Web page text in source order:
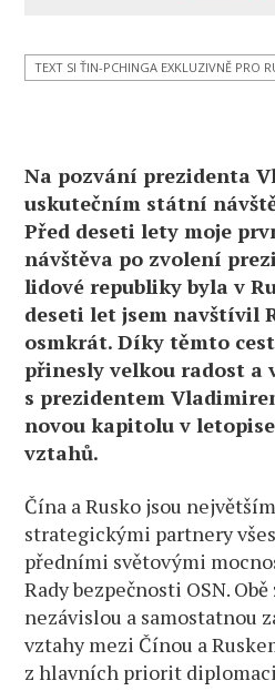
TEXT SI ŤIN-PCHINGA EXKLUZIVNĚ PRO
Na pozvání prezidenta
uskutečním státní
Před deseti lety moje
návštěva po zvolení
lidové republiky byla v
deseti let jsem navštívil
osmkrát. Díky těmto
přinesly velkou radost a
s prezidentem
novou kapitolu v
vztahů.
Čína a Rusko jsou
strategickými partnery
předními světovými
Rady bezpečnosti OSN.
nezávislou a samostatnou
vztahy mezi Čínou a
z hlavních priorit